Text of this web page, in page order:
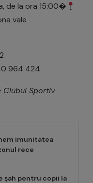
de la ora 15:00�
vale
964 424
Clubul Sportiv
imunitatea
rece
șah pentru copii la